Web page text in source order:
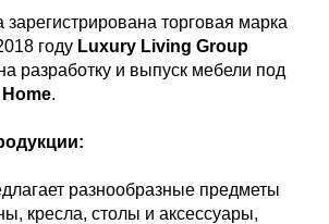
торговая марка
году Luxury Living Group
разработку и выпуск мебели под
.
разнообразные предметы
кресла, столы и аксессуары,